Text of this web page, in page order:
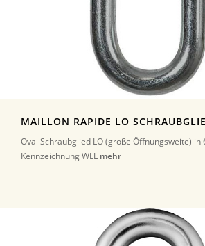
MAILLON RAPIDE LO
Oval Schraubglied LO (große Öffnungsweite) in
Kennzeichnung WLL mehr